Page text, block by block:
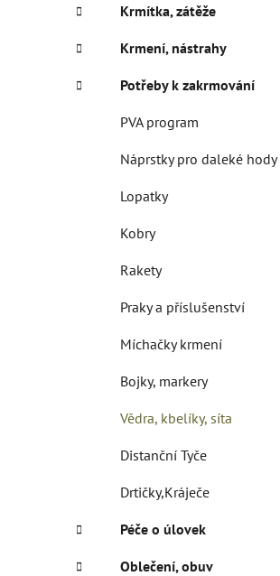
Krmítka, zátěže
Krmení, nástrahy
Potřeby k zakrmování
PVA program
Náprstky pro daleké hody
Lopatky
Kobry
Rakety
Praky a příslušenství
Míchačky krmení
Bojky, markery
Vědra, kbelíky, síta
Distanční Tyče
Drtičky,Kráječe
Péče o úlovek
Oblečení, obuv